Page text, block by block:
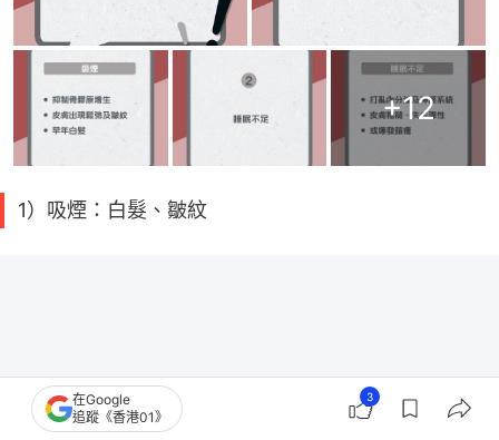
+12
1）吸煙：白髮、皺紋
在Google
追蹤《香港01》
3